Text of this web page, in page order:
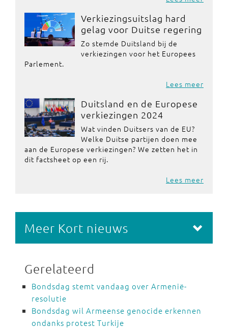
Verkiezingsuitslag hard
gelag voor Duitse regering
Zo stemde Duitsland bij de
verkiezingen voor het Europees
Parlement.
Lees meer
Duitsland en de Europese
verkiezingen 2024
Wat vinden Duitsers van de EU?
Welke Duitse partijen doen mee
aan de Europese verkiezingen? We zetten het in
dit factsheet op een rij.
Lees meer
Meer Kort nieuws
Gerelateerd
Bondsdag stemt vandaag over Armenië-
resolutie
Bondsdag wil Armeense genocide erkennen
ondanks protest Turkije